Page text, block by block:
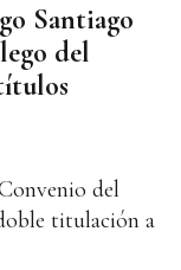
Santiago
del
del
titulación a